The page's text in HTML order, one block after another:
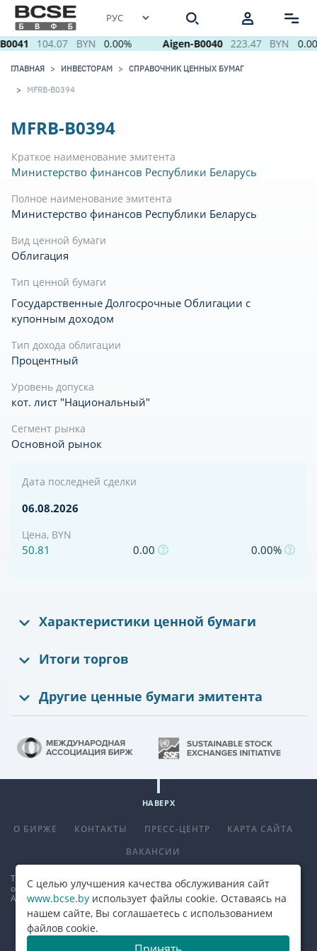
104.07 BYN 0.00% Aigen-B0040 223.47 BYN
ГЛАВНАЯ ИНВЕСТОРАМ СПРАВОЧНИК ЦЕННЫХ БУМАГ
MFRB-B0394
MFRB-B0394
Краткое наименование эмитента
Министерство финансов Республики Беларусь
Полное наименование эмитента
Министерство финансов Республики Беларусь
Вид ценной бумаги
Облигация
Тип ценной бумаги
Государственные Долгосрочные Облигации с
купонным доходом
Тип дохода облигации
Процентный
Уровень допуска
кот. лист "Национальный"
Сегмент рынка
Основной рынок
Дата последней сделки
06.08.2026
Цена, BYN
50.81 0.00 0.00%
Характеристики ценной бумаги
Итоги торгов
Другие ценные бумаги эмитента
О БИРЖЕ КОНТАКТЫ ПРЕСС-ЦЕНТР
КАРТА САЙТА
ВАКАНСИИ
Телефон +375 (17) 390 14 70
. E-mail:
office@bcse.by .
Адрес: 220013 г. Минск ул. Сурганова д. 48а.Карта проезда
© 2026, ОАО "Белорусская валютно-фондовая биржа"
НАВЕРХ
С целью улучшения качества обслуживания сайт
www.bcse.by использует файлы cookie. Оставаясь на
нашем сайте, Вы соглашаетесь с использованием
файлов cookie.